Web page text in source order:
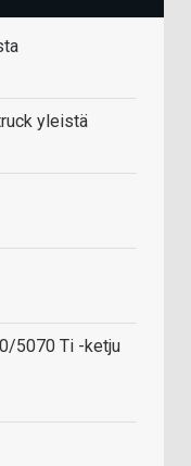
yleistä
5070 Ti -ketju